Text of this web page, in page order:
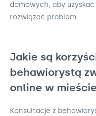
domowych, aby
rozwiązać problem.
Jakie są
behawiorystą
online w
Konsultacje z